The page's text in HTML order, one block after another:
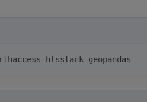
hlsstack geopandas